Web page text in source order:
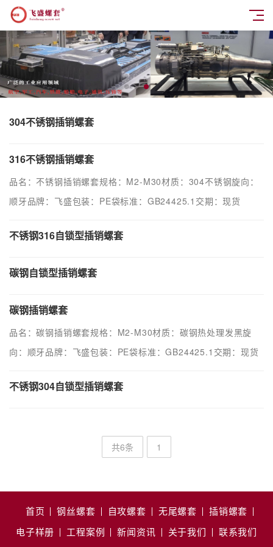
304不锈钢插销螺套
316不锈钢插销螺套
品名：不锈钢插销螺套规格：M2-M30材质：304不锈钢旋向：
顺牙品牌：飞盛包装：PE袋标准：GB24425.1交期：现货
不锈钢316自锁型插销螺套
碳钢自锁型插销螺套
碳钢插销螺套
品名：碳钢插销螺套规格：M2-M30材质：碳钢热处理发黑旋
向：顺牙品牌：飞盛包装：PE袋标准：GB24425.1交期：现货
不锈钢304自锁型插销螺套
共6条 1
首页 钢丝螺套 自攻螺套 无尾螺套
插销螺套
电子样册
工程案例 新闻资讯 关于我们 联系我们